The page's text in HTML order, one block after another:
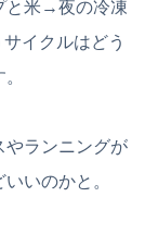
と米→夜の冷凍
イクルはどう
やランニングが
いのかと。